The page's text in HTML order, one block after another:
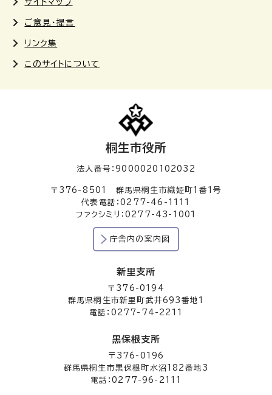
サイトマップ
ご意見・提言
リンク集
このサイトについて
桐生市役所
法人番号：9000020102032
〒376-8501 群馬県桐生市織姫町1番1号
代表電話：0277-46-1111
ファクシミリ：0277-43-1001
庁舎内の案内図
新里支所
〒376-0194
群馬県桐生市新里町武井693番地1
電話：0277-74-2211
黒保根支所
〒376-0196
群馬県桐生市黒保根町水沼182番地3
電話：0277-96-2111